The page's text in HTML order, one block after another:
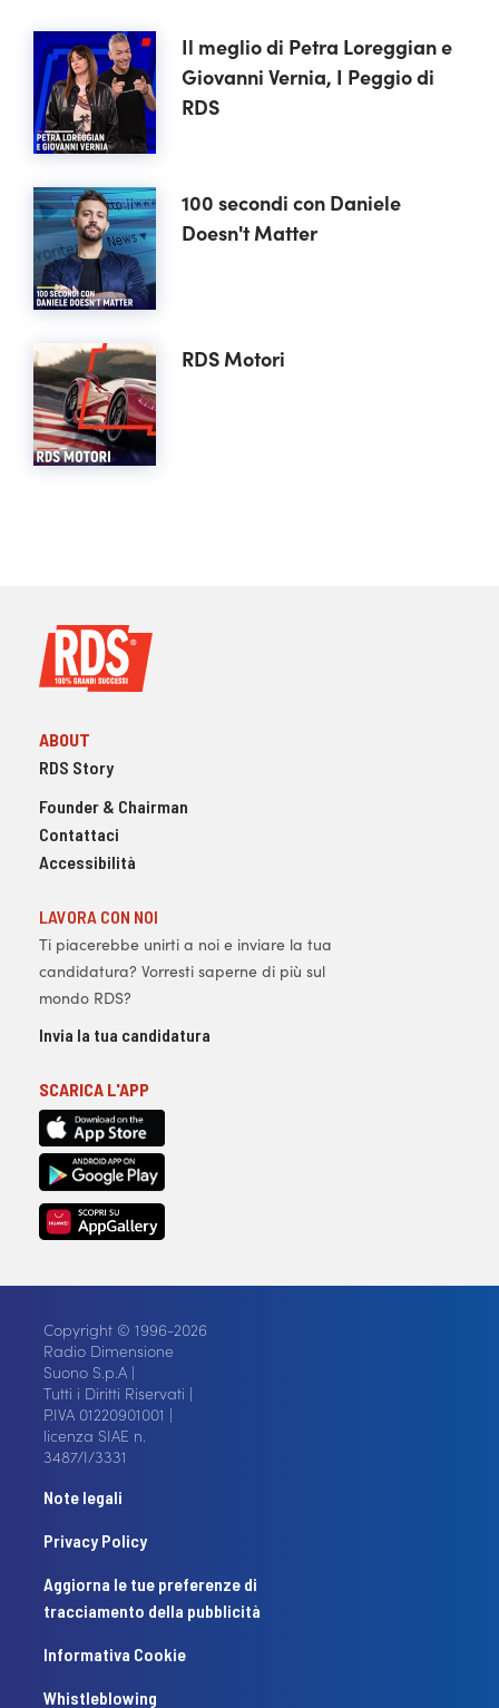
Il meglio di Petra Loreggian e
Giovanni Vernia, I Peggio di
RDS
100 secondi con Daniele
Doesn't Matter
RDS Motori
ABOUT
RDS Story
Founder & Chairman
Contattaci
Accessibilità
LAVORA CON NOI
Ti piacerebbe unirti a noi e inviare la tua
candidatura? Vorresti saperne di più sul
mondo RDS?
Invia la tua candidatura
SCARICA L'APP
Copyright © 1996-2026
Radio Dimensione
Suono S.p.A |
Tutti i Diritti Riservati |
P.IVA 01220901001 |
licenza SIAE n.
3487/I/3331
Note legali
Privacy Policy
Aggiorna le tue preferenze di
tracciamento della pubblicità
Informativa Cookie
Whistleblowing